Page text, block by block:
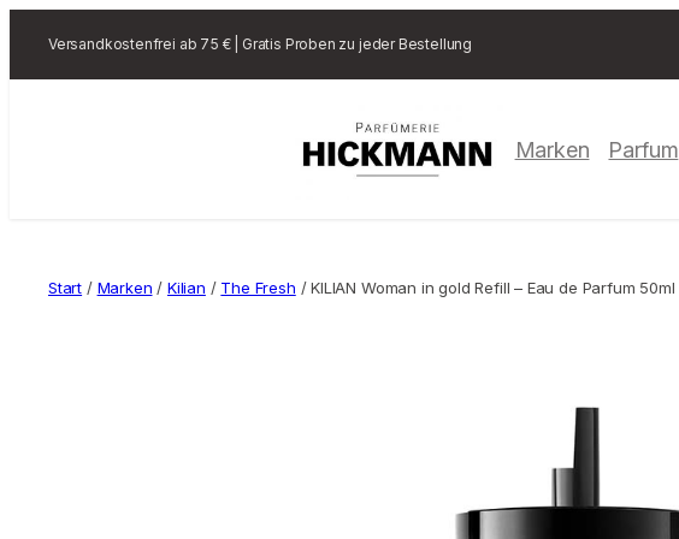
Versandkostenfrei ab 75 € | Gratis Proben zu jeder Bestellung
Marken Parfum
Start / Marken / Kilian / The Fresh / KILIAN Woman in gold Refill – Eau de Parfum 50ml